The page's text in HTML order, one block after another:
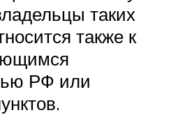
таких
также к
РФ или